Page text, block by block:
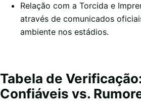
Relação com a Torcida e
através de comunicados
ambiente nos estádios.
Tabela de
Confiáveis vs.